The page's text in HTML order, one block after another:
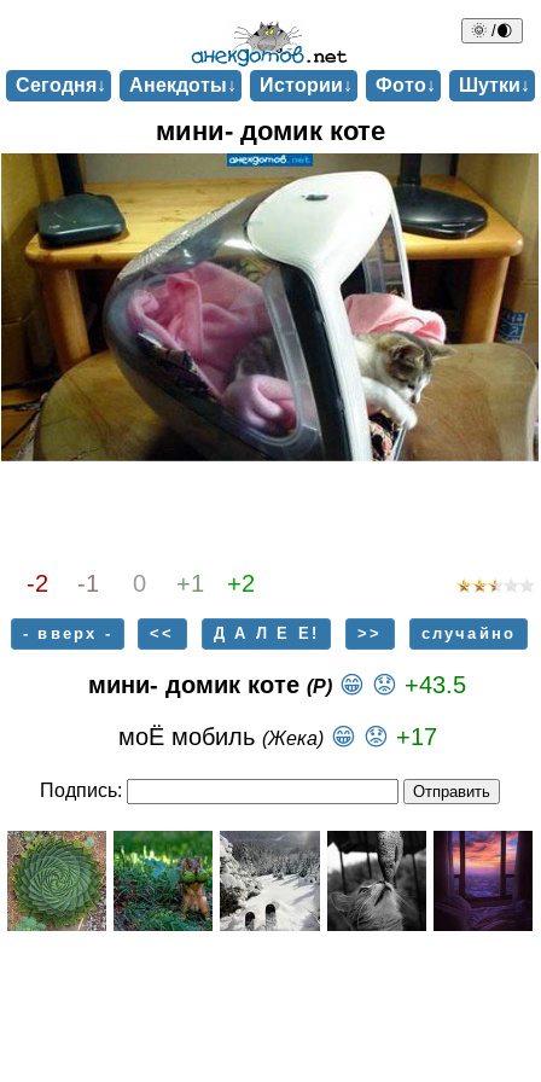
🌞 /🌒
Сегодня↓ Анекдоты↓ Истории↓ Фото↓ Шутки↓
мини- домик коте
-2 -1 0 +1 +2
- вверх - << Д А Л Е Е! >> случайно
мини- домик коте (Р) 😁 😟 +43.5
моЁ мобиль (Жека) 😁 😟 +17
Подпись: